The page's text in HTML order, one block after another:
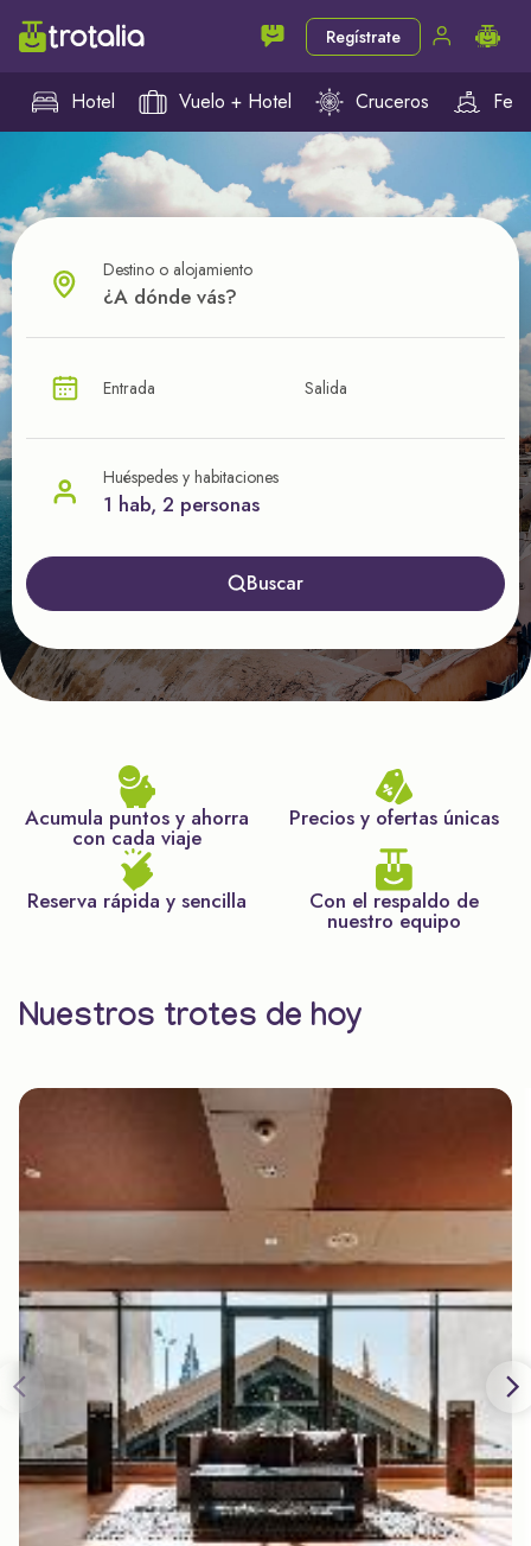
Regístrate
Hotel Vuelo + Hotel Cruceros
¿CUÁL VA A SER TU PRÓXIMO TROTE?
nuestras ofertas
Destino o alojamiento
Entrada Salida
Huéspedes y habitaciones
1 hab, 2 personas
Buscar
Acumula puntos y ahorra
con cada viaje
Precios y ofertas únicas
Reserva rápida y sencilla Con el respaldo de
nuestro equipo
Nuestros trotes de hoy